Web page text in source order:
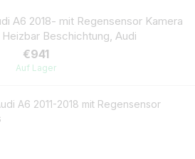
A6 2018- mit Regensensor Kamera
Beschichtung, Audi
€941
Auf Lager